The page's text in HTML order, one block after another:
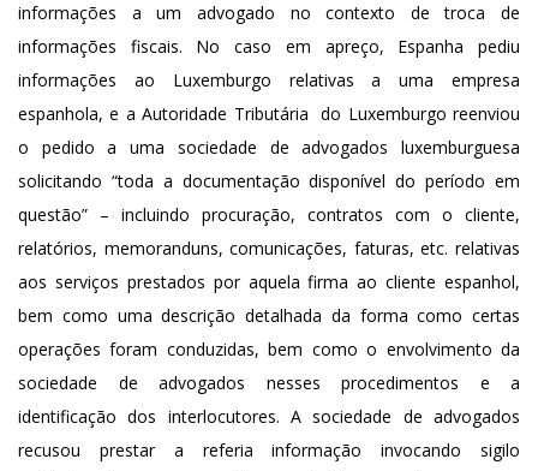
informações a um advogado no contexto de troca de
informações fiscais. No caso em apreço, Espanha pediu
informações ao Luxemburgo relativas a uma empresa
espanhola, e a Autoridade Tributária do Luxemburgo reenviou
o pedido a uma sociedade de advogados luxemburguesa
solicitando “toda a documentação disponível do período em
questão” – incluindo procuração, contratos com o cliente,
relatórios, memoranduns, comunicações, faturas, etc. relativas
aos serviços prestados por aquela firma ao cliente espanhol,
bem como uma descrição detalhada da forma como certas
operações foram conduzidas, bem como o envolvimento da
sociedade de advogados nesses procedimentos e a
identificação dos interlocutores. A sociedade de advogados
recusou prestar a referia informação invocando sigilo